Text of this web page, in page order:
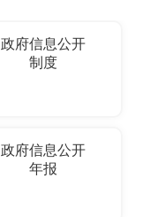
政府信息公开
制度
政府信息公开
年报